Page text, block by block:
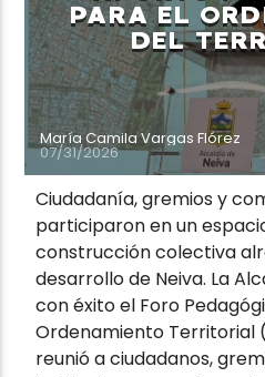
PARA EL
DEL
María Camila Vargas Flórez
07/31/2026
Ciudadanía, gremios y
participaron en un
construcción colectiva
desarrollo de Neiva. La
con éxito el Foro
Ordenamiento Territorial
reunió a ciudadanos,